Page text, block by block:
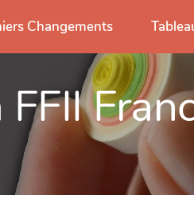
Changements